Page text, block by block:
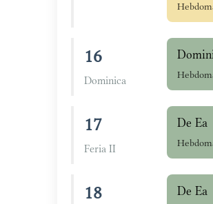
16
Dominica
17
Feria II
De Ea
18 De Ea